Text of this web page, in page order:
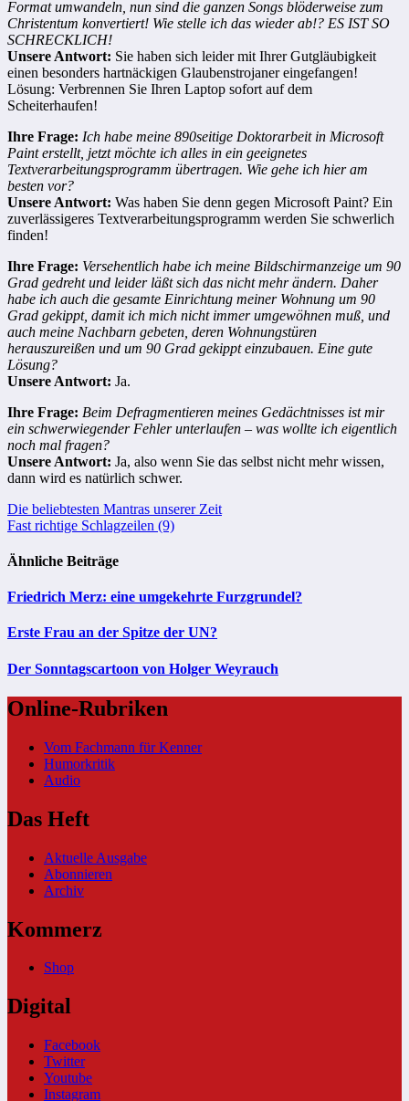
Format umwandeln, nun sind die ganzen Songs blöderweise zum
Christentum konvertiert! Wie stelle ich das wieder ab!? ES IST SO
SCHRECKLICH!
Unsere Antwort: Sie haben sich leider mit Ihrer Gutgläubigkeit
einen besonders hartnäckigen Glaubenstrojaner eingefangen!
Lösung: Verbrennen Sie Ihren Laptop sofort auf dem
Scheiterhaufen!
Ihre Frage: Ich habe meine 890seitige Doktorarbeit in Microsoft
Paint erstellt, jetzt möchte ich alles in ein geeignetes
Textverarbeitungsprogramm übertragen. Wie gehe ich hier am
besten vor?
Unsere Antwort: Was haben Sie denn gegen Microsoft Paint? Ein
zuverlässigeres Textverarbeitungsprogramm werden Sie schwerlich
finden!
Ihre Frage: Versehentlich habe ich meine Bildschirmanzeige um 90
Grad gedreht und leider läßt sich das nicht mehr ändern. Daher
habe ich auch die gesamte Einrichtung meiner Wohnung um 90
Grad gekippt, damit ich mich nicht immer umgewöhnen muß, und
auch meine Nachbarn gebeten, deren Wohnungstüren
herauszureißen und um 90 Grad gekippt einzubauen. Eine gute
Lösung?
Unsere Antwort: Ja.
Ihre Frage: Beim Defragmentieren meines Gedächtnisses ist mir
ein schwerwiegender Fehler unterlaufen – was wollte ich eigentlich
noch mal fragen?
Unsere Antwort: Ja, also wenn Sie das selbst nicht mehr wissen,
dann wird es natürlich schwer.
Beitragsnavigation
Die beliebtesten Mantras unserer Zeit
Fast richtige Schlagzeilen (9)
Ähnliche Beiträge
Friedrich Merz: eine umgekehrte Furzgrundel?
Erste Frau an der Spitze der UN?
Der Sonntagscartoon von Holger Weyrauch
Online-Rubriken
Vom Fachmann für Kenner
Humorkritik
Audio
Das Heft
Aktuelle Ausgabe
Abonnieren
Archiv
Kommerz
Shop
Digital
Facebook
Twitter
Youtube
Instagram